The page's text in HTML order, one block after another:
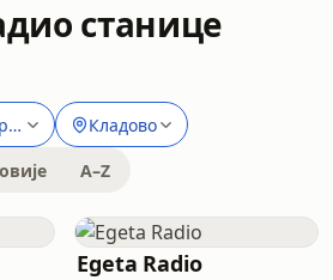
станице
Кладово
A–Z
Egeta Radio